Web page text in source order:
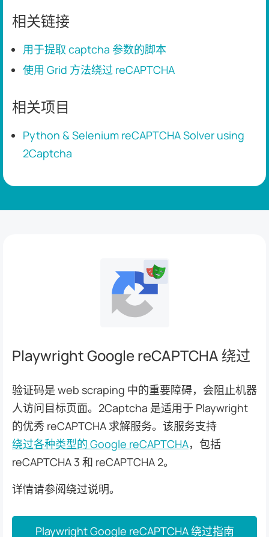
相关链接
用于提取 captcha 参数的脚本
使用 Grid 方法绕过 reCAPTCHA
相关项目
Python & Selenium reCAPTCHA Solver using
2Captcha
Playwright Google reCAPTCHA 绕过
验证码是 web scraping 中的重要障碍，会阻止机器
人访问目标页面。2Captcha 是适用于 Playwright
的优秀 reCAPTCHA 求解服务。该服务支持
绕过各种类型的 Google reCAPTCHA，包括
reCAPTCHA 3 和 reCAPTCHA 2。
详情请参阅绕过说明。
Playwright Google reCAPTCHA 绕过指南